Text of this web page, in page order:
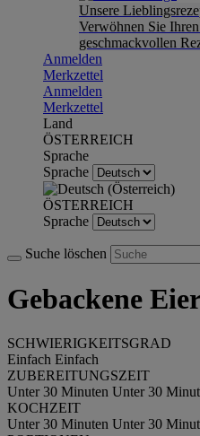
Unsere
Verwöhnen Sie
geschmackvollen
Anmelden
Merkzettel
Anmelden
Merkzettel
Land
ÖSTERREICH
Sprache
Sprache
ÖSTERREICH
Sprache
Suche löschen
Gebackene
SCHWIERIGKEITSGRAD
Einfach Einfach
ZUBEREITUNGSZEIT
Unter 30 Minuten Unter 30
KOCHZEIT
Unter 30 Minuten Unter 30